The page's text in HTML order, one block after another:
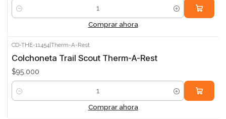
Cantidad
Comprar ahora
CD-THE-11454|Therm-A-Rest
Colchoneta Trail Scout Therm-A-Rest
$95.000
Cantidad
Comprar ahora